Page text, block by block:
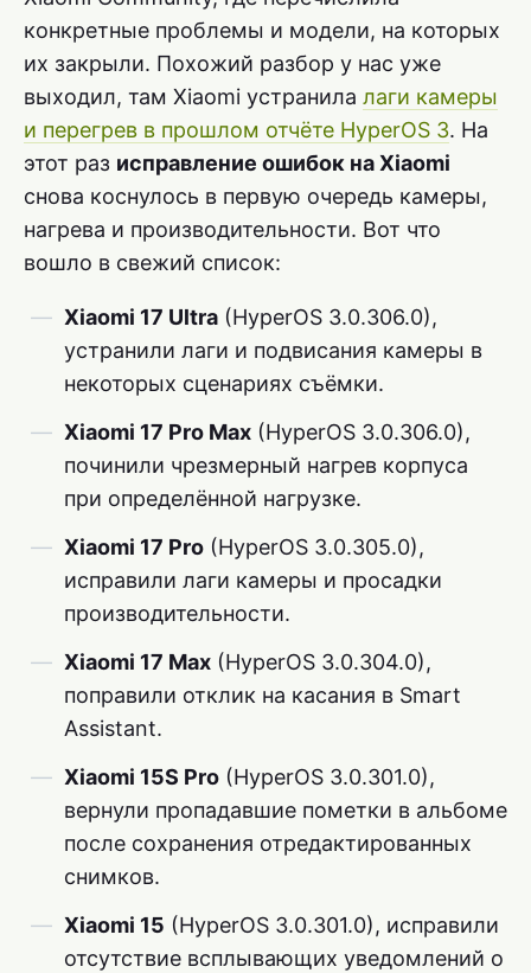
конкретные проблемы и модели, на которых
их закрыли. Похожий разбор у нас уже
выходил, там Xiaomi устранила лаги камеры
и перегрев в прошлом отчёте HyperOS 3. На
этот раз исправление ошибок на Xiaomi
снова коснулось в первую очередь камеры,
нагрева и производительности. Вот что
вошло в свежий список:
Xiaomi 17 Ultra (HyperOS 3.0.306.0),
устранили лаги и подвисания камеры в
некоторых сценариях съёмки.
Xiaomi 17 Pro Max (HyperOS 3.0.306.0),
починили чрезмерный нагрев корпуса
при определённой нагрузке.
Xiaomi 17 Pro (HyperOS 3.0.305.0),
исправили лаги камеры и просадки
производительности.
Xiaomi 17 Max (HyperOS 3.0.304.0),
поправили отклик на касания в Smart
Assistant.
Xiaomi 15S Pro (HyperOS 3.0.301.0),
вернули пропадавшие пометки в альбоме
после сохранения отредактированных
снимков.
Xiaomi 15 (HyperOS 3.0.301.0), исправили
отсутствие всплывающих уведомлений о